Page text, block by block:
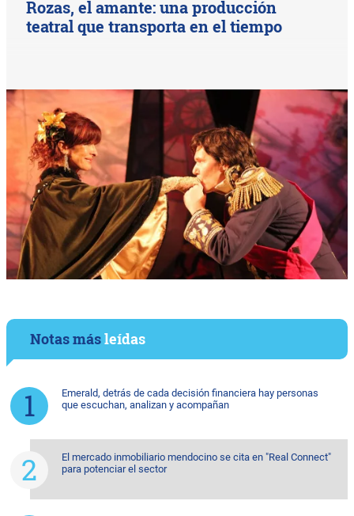
Rozas, el amante: una producción
teatral que transporta en el tiempo
Notas másleídas
Emerald, detrás de cada decisión financiera hay personas
que escuchan, analizan y acompañan
El mercado inmobiliario mendocino se cita en "Real Connect"
para potenciar el sector